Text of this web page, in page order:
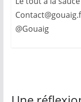
@Gouaig